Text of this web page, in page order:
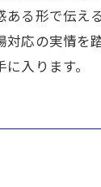
ある形で伝
応の実情を
入ります。